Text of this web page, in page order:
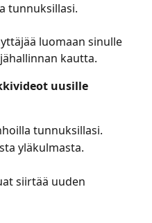
tunnuksillasi.
luomaan sinulle
kautta.
uusille
tunnuksillasi.
yläkulmasta.
siirtää uuden